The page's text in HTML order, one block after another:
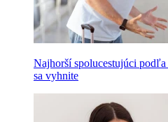
Najhorší spolucestujúci
sa vyhnite